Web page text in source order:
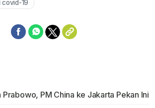
covid-19
Prabowo, PM China ke Jakarta Pekan Ini